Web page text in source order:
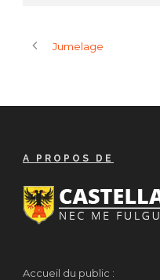
Jumelage
A PROPOS DE
Accueil du public :